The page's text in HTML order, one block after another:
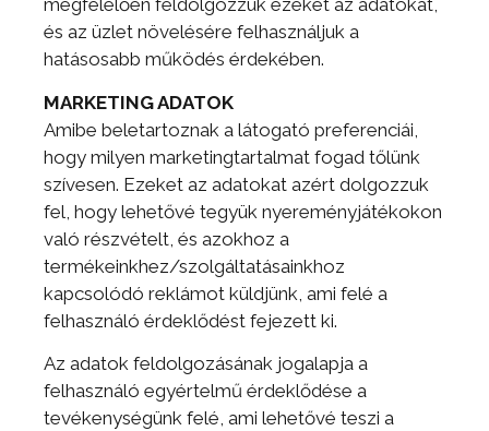
megfelelően feldolgozzuk ezeket az adatokat,
és az üzlet növelésére felhasználjuk a
hatásosabb működés érdekében.
MARKETING ADATOK
Amibe beletartoznak a látogató preferenciái,
hogy milyen marketingtartalmat fogad tőlünk
szívesen. Ezeket az adatokat azért dolgozzuk
fel, hogy lehetővé tegyük nyereményjátékokon
való részvételt, és azokhoz a
termékeinkhez/szolgáltatásainkhoz
kapcsolódó reklámot küldjünk, ami felé a
felhasználó érdeklődést fejezett ki.
Az adatok feldolgozásának jogalapja a
felhasználó egyértelmű érdeklődése a
tevékenységünk felé, ami lehetővé teszi a